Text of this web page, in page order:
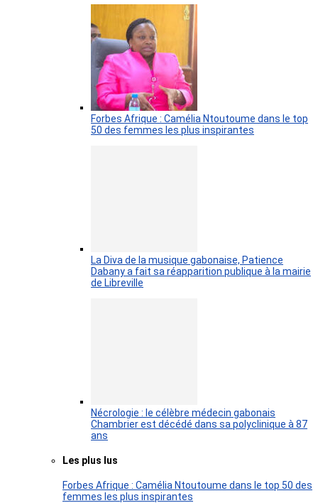
Forbes Afrique : Camélia Ntoutoume dans le top
50 des femmes les plus inspirantes
La Diva de la musique gabonaise, Patience
Dabany a fait sa réapparition publique à la mairie
de Libreville
Nécrologie : le célèbre médecin gabonais
Chambrier est décédé dans sa polyclinique à 87
ans
Les plus lus
Forbes Afrique : Camélia Ntoutoume dans le top 50 des
femmes les plus inspirantes